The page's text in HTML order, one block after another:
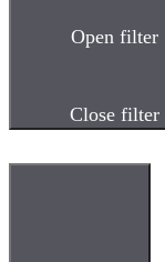
Open filter
Close filter